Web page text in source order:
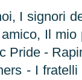
I signori
Il
Pride -
- I